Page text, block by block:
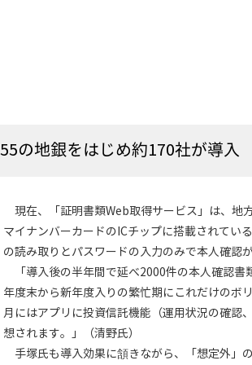
55の地銀をはじめ約170社が導入
現在、「証明書類Web取得サービス」は、地
マイナンバーカードのICチップに搭載されてい
の読み取りとパスワードの入力のみで本人確認
「導入後の半年間で延べ2000件の本人確認書
年度末から新年度入りの繁忙期にこれだけのボ
月にはアプリに投資信託機能（運用状況の確認
想されます。」（清野氏）
手塚氏も導入効果に頷きながら、「想定外」